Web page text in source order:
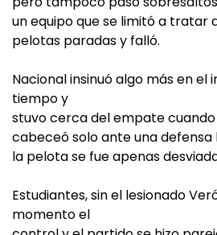
un equipo que se limitó a tratar
pelotas paradas y falló.
Nacional insinuó algo más en el
tiempo y
stuvo cerca del empate
cabeceó solo ante una
la pelota se fue apenas
Estudiantes, sin el lesionado
momento el